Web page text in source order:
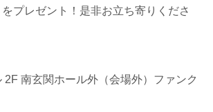
プレゼント！是非お立ち寄りくださ
2F 南玄関ホール外（会場外）ファンク